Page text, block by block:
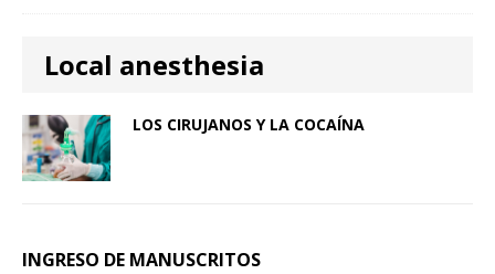
Local anesthesia
LOS CIRUJANOS Y LA COCAÍNA
INGRESO DE MANUSCRITOS